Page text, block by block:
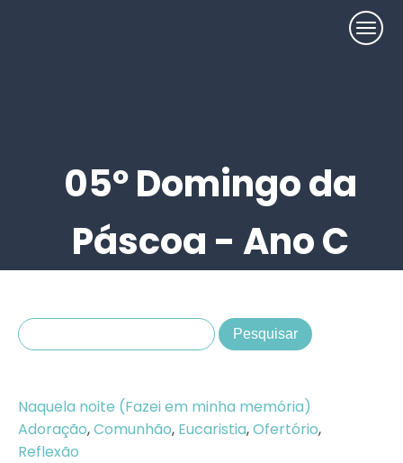
05º Domingo da
Páscoa - Ano C
Naquela noite (Fazei em minha memória)
Adoração,Comunhão, Eucaristia,Ofertório,
Reflexão